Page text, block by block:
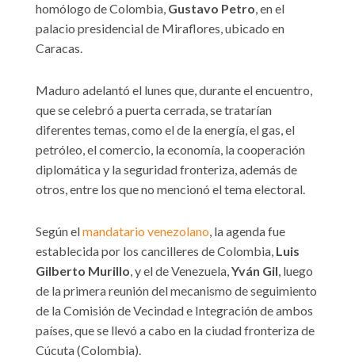
homólogo de Colombia, Gustavo Petro, en el
palacio presidencial de Miraflores, ubicado en
Caracas.
Maduro adelantó el lunes que, durante el encuentro,
que se celebró a puerta cerrada, se tratarían
diferentes temas, como el de la energía, el gas, el
petróleo, el comercio, la economía, la cooperación
diplomática y la seguridad fronteriza, además de
otros, entre los que no mencionó el tema electoral.
Según elmandatario venezolano, la agenda fue
establecida por los cancilleres de Colombia, Luis
Gilberto Murillo, y el de Venezuela,Yván Gil, luego
de la primera reunión del mecanismo de seguimiento
de la Comisión de Vecindad e Integración de ambos
países, que se llevó a cabo en la ciudad fronteriza de
Cúcuta (Colombia).